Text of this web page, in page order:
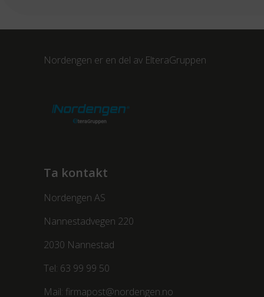
Nordengen er en del av ElteraGruppen
Ta kontakt
Nordengen AS
Nannestadvegen 220
2030 Nannestad
Tel: 63 99 99 50
Mail: firmapost@nordengen.no